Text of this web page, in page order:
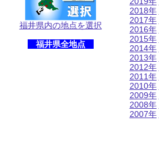
福井県内の地点を選択
福井県全地点
2018年
2017年
2016年
2015年
2014年
2013年
2012年
2011年
2010年
2009年
2008年
2007年